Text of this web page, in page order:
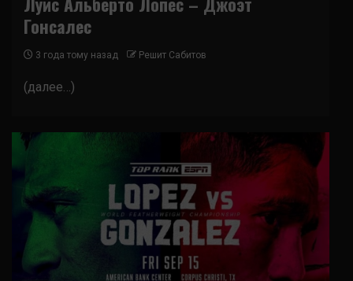
Гонсалес
3 года тому назад Решит Сабитов
(далее…)